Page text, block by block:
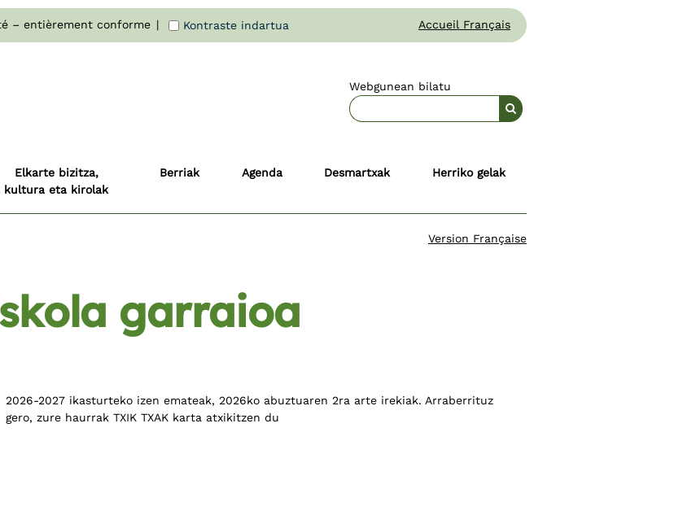
– entièrement conforme Kontraste indartua Accueil Français
Webgunean bilatu
Elkarte bizitza,
kultura eta kirolak
Berriak Agenda Desmartxak Herriko gelak
Version Française
garraioa
2026-2027 ikasturteko izen emateak, 2026ko abuztuaren 2ra arte irekiak. Arraberrituz
gero, zure haurrak TXIK TXAK karta atxikitzen du